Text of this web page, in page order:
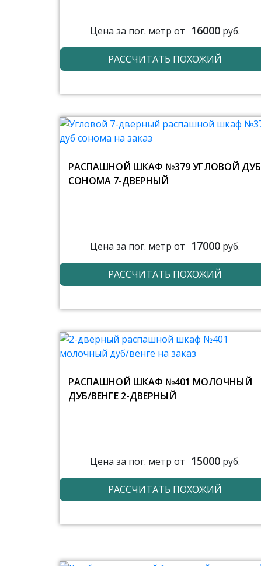
Цена за пог. метр от 16000руб.
РАССЧИТАТЬ ПОХОЖИЙ
РАСПАШНОЙ ШКАФ №379 УГЛОВОЙ ДУБ
СОНОМА 7-ДВЕРНЫЙ
Цена за пог. метр от 17000руб.
РАССЧИТАТЬ ПОХОЖИЙ
РАСПАШНОЙ ШКАФ №401 МОЛОЧНЫЙ
ДУБ/ВЕНГЕ 2-ДВЕРНЫЙ
Цена за пог. метр от 15000руб.
РАССЧИТАТЬ ПОХОЖИЙ